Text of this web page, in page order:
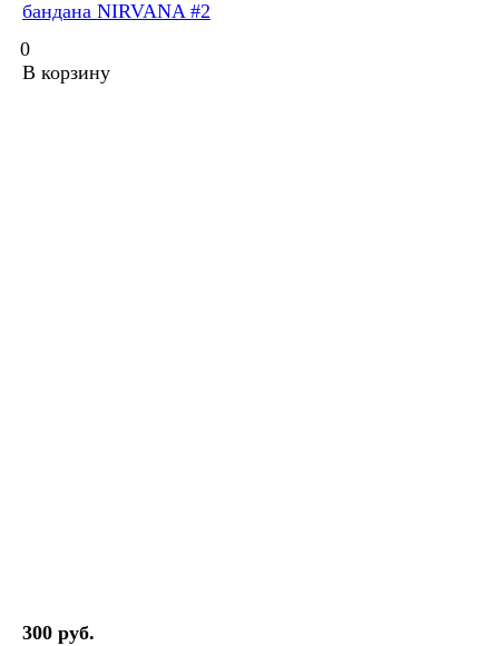
бандана NIRVANA #2
0
В корзину
300 руб.